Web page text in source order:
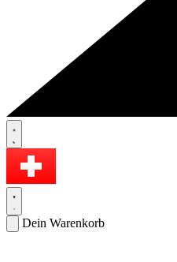
Dein Warenkorb